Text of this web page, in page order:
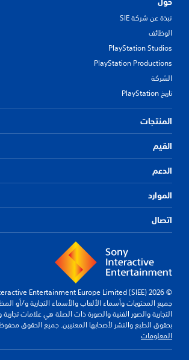
نبذة عن شركة SIE
الوظائف
PlayStation Studios
PlayStation Productions
الشركة
تاريخ PlayStation
المنتجات
القيم
الدعم
الموارد
اتصال
© 2026 Sony Interactive Entertainment Europe Limited (SIEE)
جميع المحتويات وأسماء الألعاب والأسماء التجارية و/أو
التجارية والصور الفنية والصورة ذات الصلة هي علامات
بحقوق الطبع والنشر لأصحابها المعنيين. جميع الحقوق
المعلومات